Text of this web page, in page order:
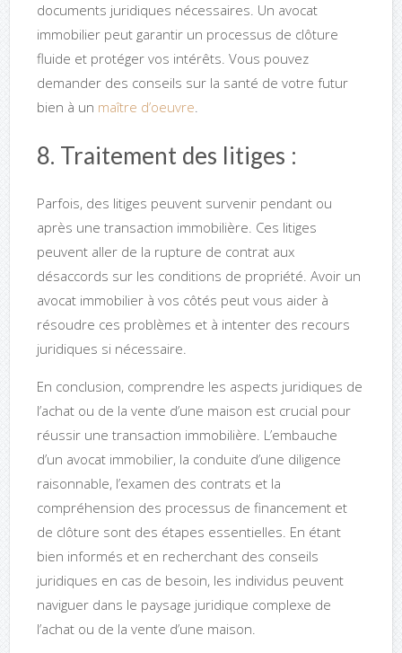
documents juridiques nécessaires. Un avocat
immobilier peut garantir un processus de clôture
fluide et protéger vos intérêts. Vous pouvez
demander des conseils sur la santé de votre futur
bien à un maître d’oeuvre.
8. Traitement des litiges :
Parfois, des litiges peuvent survenir pendant ou
après une transaction immobilière. Ces litiges
peuvent aller de la rupture de contrat aux
désaccords sur les conditions de propriété. Avoir un
avocat immobilier à vos côtés peut vous aider à
résoudre ces problèmes et à intenter des recours
juridiques si nécessaire.
En conclusion, comprendre les aspects juridiques de
l’achat ou de la vente d’une maison est crucial pour
réussir une transaction immobilière. L’embauche
d’un avocat immobilier, la conduite d’une diligence
raisonnable, l’examen des contrats et la
compréhension des processus de financement et
de clôture sont des étapes essentielles. En étant
bien informés et en recherchant des conseils
juridiques en cas de besoin, les individus peuvent
naviguer dans le paysage juridique complexe de
l’achat ou de la vente d’une maison.